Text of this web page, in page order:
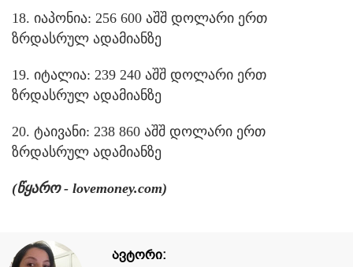
18. იაპონია: 256 600 აშშ დოლარი ერთ
ზრდასრულ ადამიანზე
19. იტალია: 239 240 აშშ დოლარი ერთ
ზრდასრულ ადამიანზე
20. ტაივანი: 238 860 აშშ დოლარი ერთ
ზრდასრულ ადამიანზე
(წყარო - lovemoney.com)
ავტორი: